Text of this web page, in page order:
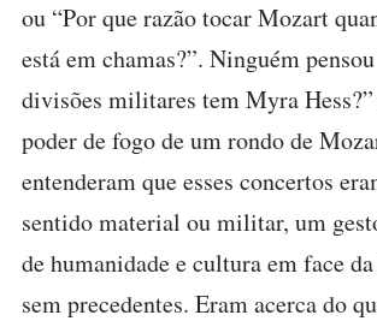
ou “Por que razão tocar Mozart
está em chamas?”. Ninguém
divisões militares tem Myra
poder de fogo de um rondo de
entenderam que esses concertos
sentido material ou militar, um
de humanidade e cultura em face
sem precedentes. Eram acerca do